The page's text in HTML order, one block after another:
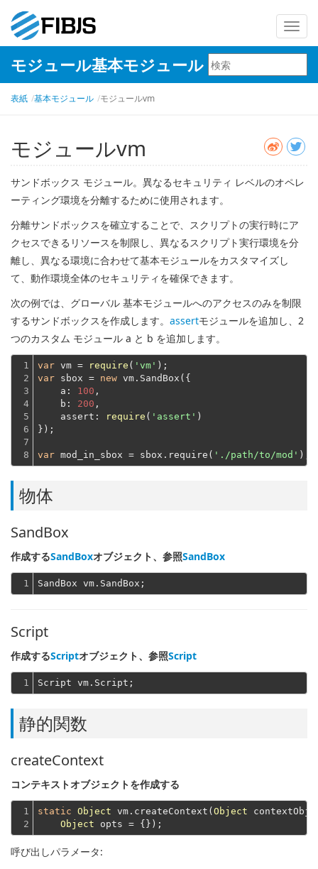
ナ
ビ
ー
ン
を
り
え
モジュール基本モジュール
表紙 基本モジュール モジュールvm
モジュールvm
サンドボックス モジュール。異なるセキュリティ レベルのオペレ
ーティング環境を分離するために使用されます。
分離サンドボックスを確立することで、スクリプトの実行時にア
クセスできるリソースを制限し、異なるスクリプト実行環境を分
離し、異なる環境に合わせて基本モジュールをカスタマイズし
て、動作環境全体のセキュリティを確保できます。
次の例では、グローバル 基本モジュールへのアクセスのみを制限
するサンドボックスを作成します。 assertモジュールを追加し、2
つのカスタム モジュール a と b を追加します。
1
2
3
4
5
6
7
8
var vm = require ( 'vm'
var sbox = new vm.SandBox({
a : 100 ,
b : 200 ,
assert : require ( 'assert' )
});
var mod_in_sbox = sbox.require( './path/to/mod'
物体
SandBox
作成するSandBoxオブジェクト、参照SandBox
1
Script
作成するScriptオブジェクト、参照Script
1
静的関数
createContext
コンテキストオブジェクトを作成する
1
2
static Object vm.createContext( Object
Object
呼び出しパラメータ: